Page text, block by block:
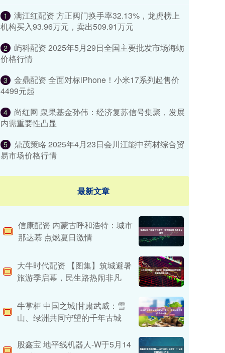
1
满江红配资 方正阀门换手率32.13%，龙虎榜上
机构买入93.96万元，卖出509.91万元
2
屿科配资 2025年5月29日全国主要批发市场海蛎
价格行情
3
金鼎配资 ​​全面对标iPhone！小米17系列起售价
4499元起
4
尚红网 泉果基金孙伟：经济复苏信号集聚，发展
内需重要性凸显
5
鼎茂策略 2025年4月23日会川江能中药材综合贸
易市场价格行情
最新文章
信康配资 内蒙古呼和浩特：城市
那达慕 点燃夏日激情
大牛时代配资 ​【图集】筑城避暑
旅游季启幕，民生路热闹非凡
牛掌柜 中国之城|甘肃武威：雪
山、绿洲共同守望的千年古城
股鑫宝 地平线机器人-W于5月14